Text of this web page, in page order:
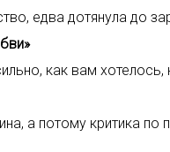
едва дотянула до
как вам
а потому критика по